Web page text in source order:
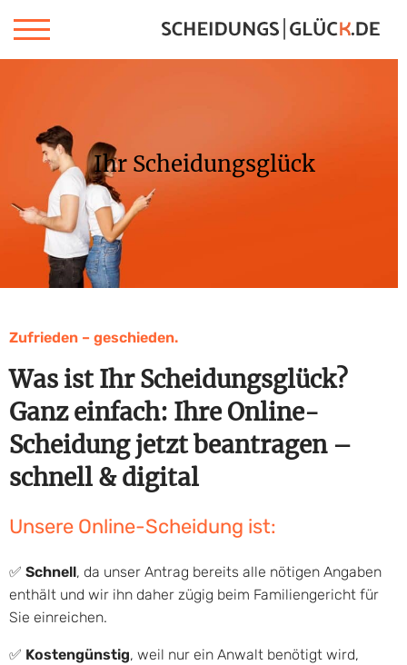
Ihr Scheidungsglück
Zufrieden – geschieden.
Was ist Ihr Scheidungsglück?
Ganz einfach: Ihre Online-
Scheidung jetzt beantragen –
schnell & digital
Unsere Online-Scheidung ist:
✅ Schnell, da unser Antrag bereits alle nötigen Angaben
enthält und wir ihn daher zügig beim Familiengericht für
Sie einreichen.
✅ Kostengünstig, weil nur ein Anwalt benötigt wird,